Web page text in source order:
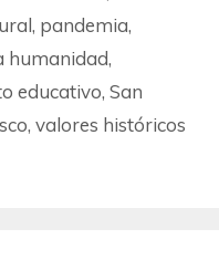
, pandemia,
humanidad,
educativo, San
, valores históricos